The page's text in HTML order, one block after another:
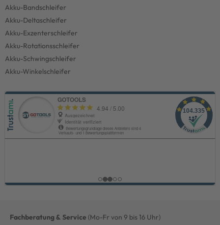
Akku-Bandschleifer
Akku-Deltaschleifer
Akku-Exzenterschleifer
Akku-Rotationsschleifer
Akku-Schwingschleifer
Akku-Winkelschleifer
Fachberatung & Service (Mo-Fr von 9 bis 16 Uhr)